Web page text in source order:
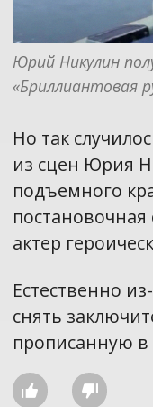
Юрий Никулин
«Бриллиантовая
Но так
из сцен Юрия
подъемного
актер
Естественно
снять
прописанную
 